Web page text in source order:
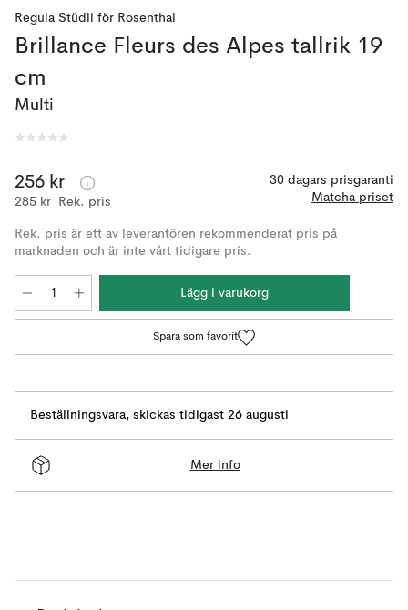
Regula Stüdli för Rosenthal
Brillance Fleurs des Alpes tallrik 19
cm
Multi
256 kr
285 kr Rek. pris
30 dagars prisgaranti
Matcha priset
Rek. pris är ett av leverantören rekommenderat pris på
marknaden och är inte vårt tidigare pris.
Lägg i varukorg
Spara som favorit
Beställningsvara, skickas tidigast 26 augusti
Mer info